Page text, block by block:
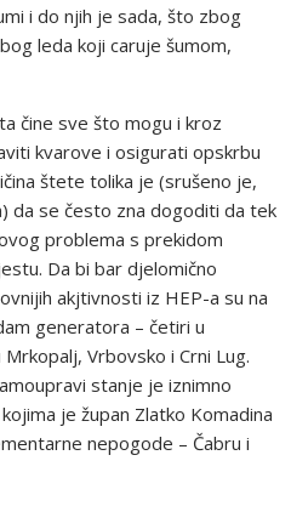
i do njih je sada, što zbog
leda koji caruje šumom,
čine sve što mogu i kroz
kvarove i osigurati opskrbu
štete tolika je (srušeno je,
da se često zna dogoditi da tek
problema s prekidom
Da bi bar djelomično
akjtivnosti iz HEP-a su na
generatora – četiri u
Vrbovsko i Crni Lug.
stanje je iznimno
je župan Zlatko Komadina
nepogode – Čabru i